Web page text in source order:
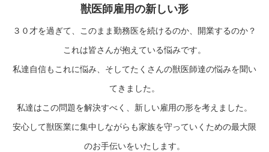
獣医師雇用の新しい形
３０才を過ぎて、このまま勤務医を続けるのか、開業するのか？
これは皆さんが抱えている悩みです。
私達自信もこれに悩み、そしてたくさんの獣医師達の悩みを聞い
てきました。
私達はこの問題を解決すべく、新しい雇用の形を考えました。
安心して獣医業に集中しながらも家族を守っていくための最大限
のお手伝いをいたします。